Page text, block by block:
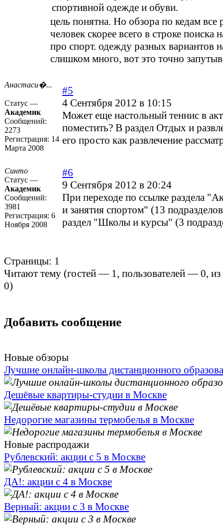
спортивной одежде и обуви.
цель понятна. Но обзора по кедам все
человек скорее всего в строке поиска
про спорт. одежду разных вариантов
слишком много, вот это точно
Анастаси�...
Статус —
Академик
Сообщений:
2273
Регистрация: 14
Марта 2008
#5
4 Сентября 2012 в 10:15
Может еще настольный теннис в
поместить? В раздел Отдых и
его просто как развлечение
Синто
Статус —
Академик
Сообщений:
3981
Регистрация: 6
Ноября 2008
#6
9 Сентября 2012 в 20:24
При переходе по ссылке раздела
и занятия спортом" (13
раздел "Школы и курсы" (3
Страницы: 1
Читают тему (гостей — 1, пользователей —0,
0)
Добавить сообщение
Новые обзоры
Лучшие онлайн-школы дистанционного
Дешёвые квартиры-студии в Москве
Недорогие магазины термобелья в Москве
Новые распродажи
Рублевский: акции с 5 в Москве
ДА!: акции с 4 в Москве
Верный: акции с 3 в Москве